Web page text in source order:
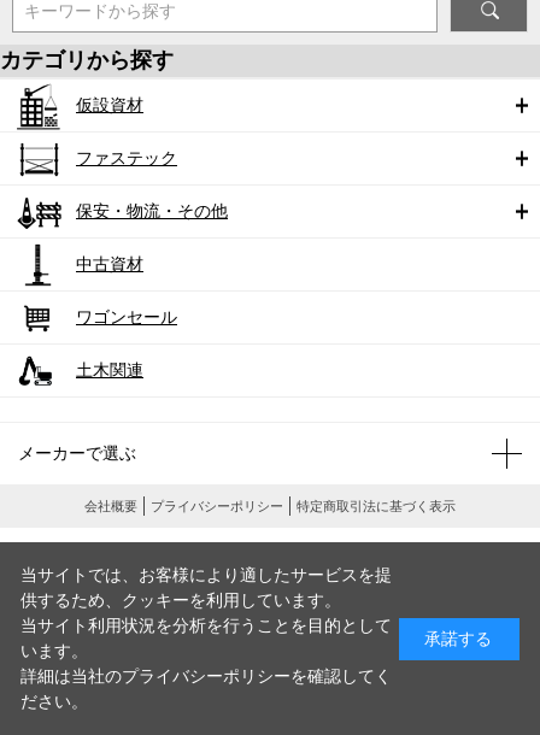
キーワードから探す
カテゴリから探す
仮設資材
ファステック
保安・物流・その他
中古資材
ワゴンセール
土木関連
メーカーで選ぶ
会社概要 プライバシーポリシー 特定商取引法に基づく表示
当サイトでは、お客様により適したサービスを提
供するため、クッキーを利用しています。
当サイト利用状況を分析を行うことを目的として
います。
詳細は当社のプライバシーポリシーを確認してく
ださい。
承諾する